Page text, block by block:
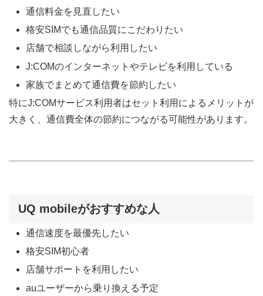
通信料金を見直したい
格安SIMでも通信品質にこだわりたい
店舗で相談しながら利用したい
J:COMのインターネットやテレビを利用している
家族でまとめて通信費を節約したい
特にJ:COMサービス利用者はセット利用によるメリットが
大きく、通信費全体の節約につながる可能性があります。
UQ mobileがおすすめな人
通信速度を最優先したい
格安SIM初心者
店舗サポートを利用したい
auユーザーから乗り換える予定